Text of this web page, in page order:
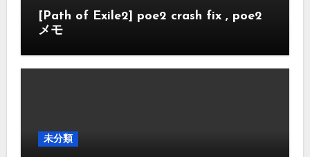
[Path of Exile2] poe2 crash fix , poe2
メモ
未分類